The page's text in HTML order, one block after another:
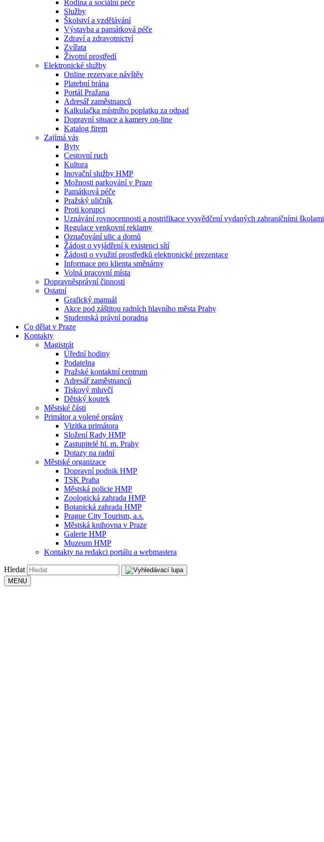
Rodina a sociální péče
Služby
Školství a vzdělávání
Výstavba a památková péče
Zdraví a zdravotnictví
Zvířata
Životní prostředí
Elektronické služby
Online rezervace návštěv
Platební brána
Portál Pražana
Adresář zaměstnanců
Kalkulačka místního poplatku za odpad
Dopravní situace a kamery on-line
Katalog firem
Zajímá vás
Byty
Cestovní ruch
Kultura
Inovační služby HMP
Možnosti parkování v Praze
Památková péče
Pražský uličník
Proti korupci
Uznávání rovnocennosti a nostrifikace vysvědčení vydaných zahraničními školami
Regulace venkovní reklamy
Označování ulic a domů
Žádost o vyjádření k existenci sítí
Žádosti o využití prostředků elektronické prezentace
Informace pro klienta směnárny
Volná pracovní místa
Dopravněsprávní činnosti
Ostatní
Grafický manuál
Akce pod záštitou radních hlavního města Prahy
Studentská právní poradna
Co dělat v Praze
Kontakty
Magistrát
Úřední hodiny
Podatelna
Pražské kontaktní centrum
Adresář zaměstnanců
Tiskový mluvčí
Dětský koutek
Městské části
Primátor a volené orgány
Vizitka primátora
Složení Rady HMP
Zastupitelé hl. m. Prahy
Dotazy na radní
Městské organizace
Dopravní podnik HMP
TSK Praha
Městská policie HMP
Zoologická zahrada HMP
Botanická zahrada HMP
Prague City Tourism, a.s.
Městská knihovna v Praze
Galerie HMP
Muzeum HMP
Kontakty na redakci portálu a webmastera
Hledat
MENU